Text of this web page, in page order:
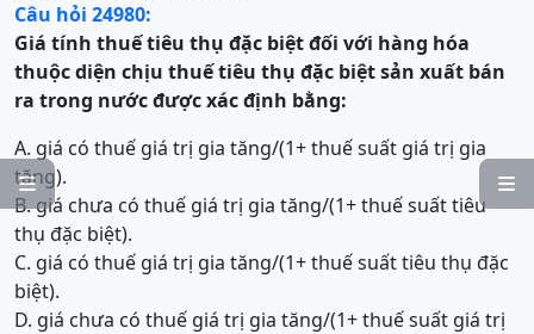


Câu hỏi 24980:
Giá tính thuế tiêu thụ đặc biệt đối với hàng hóa
thuộc diện chịu thuế tiêu thụ đặc biệt sản xuất bán
ra trong nước được xác định bằng:
A. giá có thuế giá trị gia tăng/(1+ thuế suất giá trị gia
tăng).
B. giá chưa có thuế giá trị gia tăng/(1+ thuế suất tiêu
thụ đặc biệt).
C. giá có thuế giá trị gia tăng/(1+ thuế suất tiêu thụ đặc
biệt).
D. giá chưa có thuế giá trị gia tăng/(1+ thuế suất giá trị